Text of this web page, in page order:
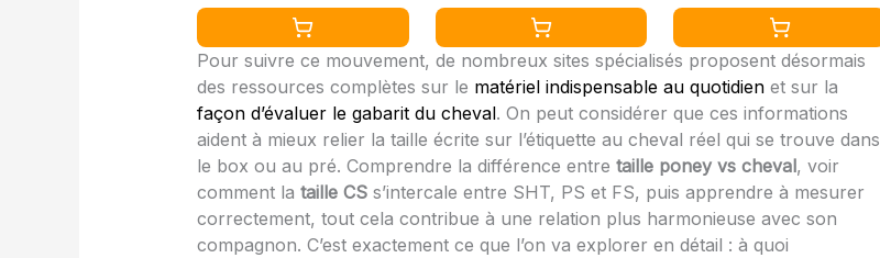
Pour suivre ce mouvement, de nombreux sites spécialisés proposent désormais
des ressources complètes sur le matériel indispensable au quotidienet sur la
façon d’évaluer le gabarit du cheval. On peut considérer que ces informations
aident à mieux relier la taille écrite sur l’étiquette au cheval réel qui se trouve dans
le box ou au pré. Comprendre la différence entre taille poney vs cheval, voir
comment la taille CSs’intercale entre SHT, PS et FS, puis apprendre à mesurer
correctement, tout cela contribue à une relation plus harmonieuse avec son
compagnon. C’est exactement ce que l’on va explorer en détail : à quoi